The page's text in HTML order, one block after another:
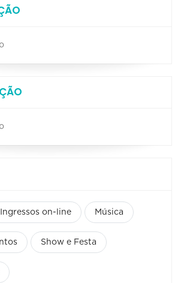
Ingressos on-line Música
Show e Festa